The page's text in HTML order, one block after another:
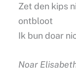
Zet den kips
ontbloot
Ik bun doar
Noar